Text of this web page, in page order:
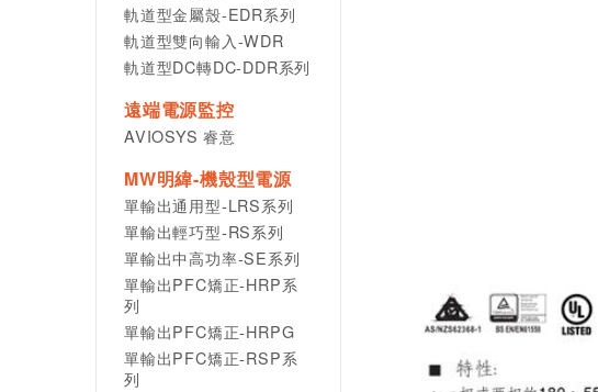
軌道型金屬殼-EDR系列
軌道型雙向輸入-WDR
軌道型DC轉DC-DDR系列
遠端電源監控
AVIOSYS 睿意
MW明緯-機殼型電源
單輸出通用型-LRS系列
單輸出輕巧型-RS系列
單輸出中高功率-SE系列
單輸出PFC矯正-HRP系
列
單輸出PFC矯正-HRPG
單輸出PFC矯正-RSP系
列